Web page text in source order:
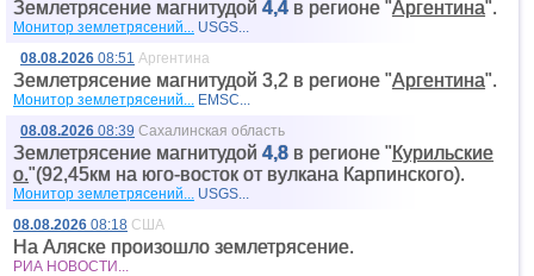
Землетрясение магнитудой 4,4 в регионе "Аргентина".
Монитор землетрясений... USGS...
08.08.2026 08:51 Аргентина
Землетрясение магнитудой 3,2 в регионе "Аргентина".
Монитор землетрясений... EMSC...
08.08.2026 08:39 Сахалинская область
Землетрясение магнитудой 4,8 в регионе " Курильские
о."(92,45км на юго-восток от вyлкана Карпинского).
Монитор землетрясений... USGS...
08.08.2026 08:18 США
На Аляске произошло землетрясение.
РИА НОВОСТИ...